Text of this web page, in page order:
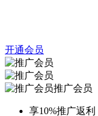
开通会员
推广会员
享10%推广返利